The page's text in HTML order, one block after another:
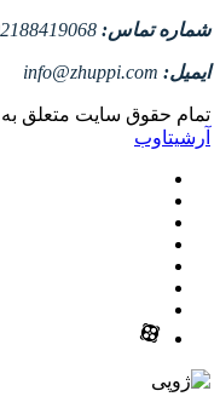
شماره تماس: / 02188456073
ایمیل: info@zhuppi.com
تمام حقوق سایت متعلق
آرشیتاوب